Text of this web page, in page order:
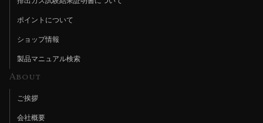
ポイントについて
ショップ情報
製品マニュアル検索
About
ご挨拶
会社概要